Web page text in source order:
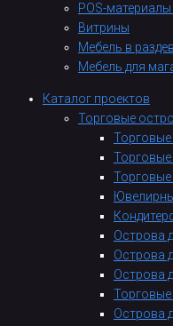
POS-
Витрины
Мебель в
Мебель для
Каталог проектов
Торговые
Острова
Острова
Острова
Острова